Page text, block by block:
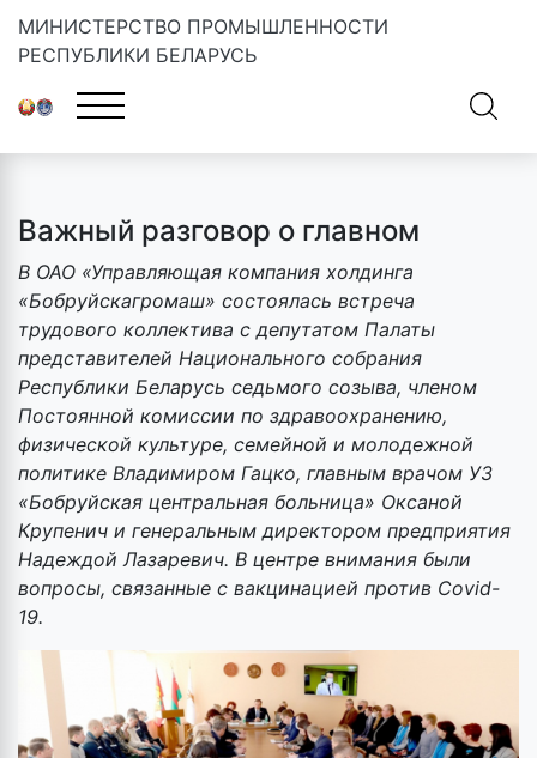
МИНИСТЕРСТВО ПРОМЫШЛЕННОСТИ
РЕСПУБЛИКИ БЕЛАРУСЬ
Главная
Важный разговор о главном
В ОАО «Управляющая компания холдинга
«Бобруйскагромаш» состоялась встреча
трудового коллектива с депутатом Палаты
представителей Национального собрания
Республики Беларусь седьмого созыва, членом
Постоянной комиссии по здравоохранению,
физической культуре, семейной и молодежной
политике Владимиром Гацко, главным врачом УЗ
«Бобруйская центральная больница» Оксаной
Крупенич и генеральным директором предприятия
Надеждой Лазаревич. В центре внимания были
вопросы, связанные с вакцинацией против Сovid-
19.